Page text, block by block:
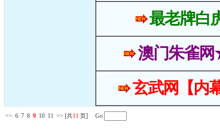
最老牌白
澳门朱雀
玄武网【内
<< 6 7 8 9 10 11 >> [共11 页] Go